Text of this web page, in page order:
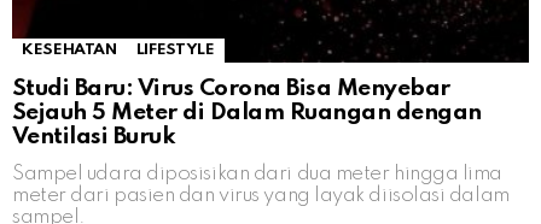
KESEHATAN LIFESTYLE
Studi Baru: Virus Corona Bisa Menyebar
Sejauh 5 Meter di Dalam Ruangan dengan
Ventilasi Buruk
Sampel udara diposisikan dari dua meter hingga lima
meter dari pasien dan virus yang layak diisolasi dalam
sampel.